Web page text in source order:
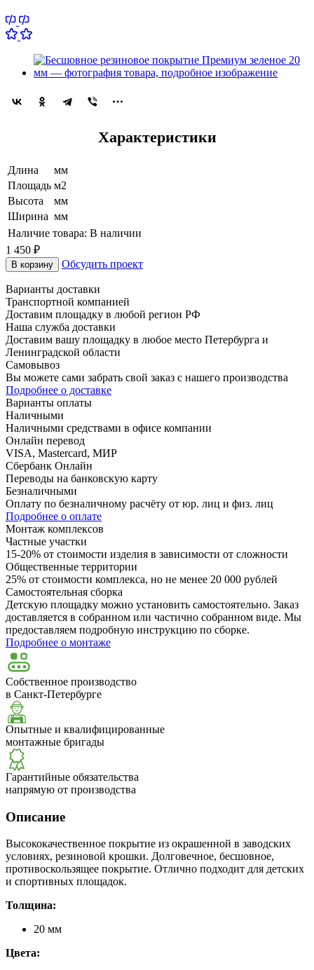
Характеристики
Длина
мм
Площадь м2
Высота
мм
Ширина мм
Наличие товара: В наличии
1 450 ₽
В корзину Обсудить проект
Варианты доставки
Транспортной компанией
Доставим площадку в любой регион РФ
Наша служба доставки
Доставим вашу площадку в любое место Петербурга и
Ленинградской области
Самовывоз
Вы можете сами забрать свой заказ с нашего производства
Подробнее о доставке
Варианты оплаты
Наличными
Наличными средствами в офисе компании
Онлайн перевод
VISA, Mastercard, МИР
Сбербанк Онлайн
Переводы на банковскую карту
Безналичными
Оплату по безналичному расчёту от юр. лиц и физ. лиц
Подробнее о оплате
Монтаж комплексов
Частные участки
15-20% от стоимости изделия в зависимости от сложности
Общественные территории
25% от стоимости комплекса, но не менее 20 000 рублей
Самостоятельная сборка
Детскую площадку можно установить самостоятельно. Заказ
доставляется в собранном или частично собранном виде. Мы
предоставляем подробную инструкцию по сборке.
Подробнее о монтаже
Собственное производство
в Санкт-Петербурге
Опытные и квалифицированные
монтажные бригады
Гарантийные обязательства
напрямую от производства
Описание
Высококачественное покрытие из окрашенной в заводских
условиях, резиновой крошки. Долговечное, бесшовное,
противоскользящее покрытие. Отлично подходит для детских
и спортивных площадок.
Толщина:
20 мм
Цвета: